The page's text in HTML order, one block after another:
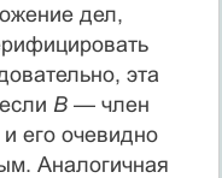
дел,
эта
В — член
его очевидно
Аналогичная